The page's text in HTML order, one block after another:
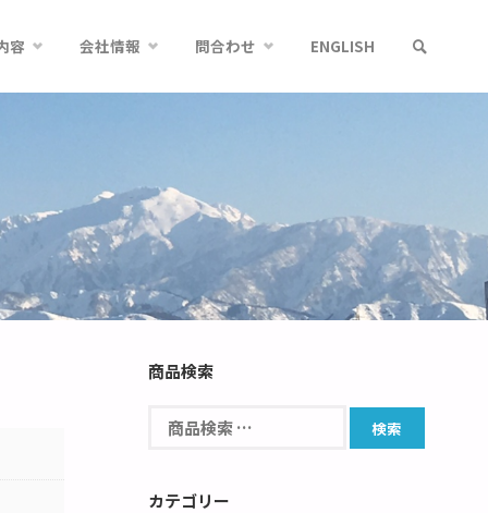
容 会社情報 問合わせ ENGLISH
商品検索
カテゴリー